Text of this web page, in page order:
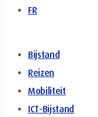
FR
Bijstand
Reizen
Mobiliteit
ICT-Bijstand